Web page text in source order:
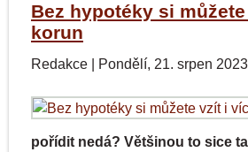
Bez hypotéky si
korun
Redakce | Pondělí, 21. srpen 2023
pořídit nedá? Většinou to sice